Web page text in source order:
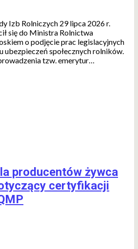
Izb Rolniczych 29 lipca 2026 r.
się do Ministra Rolnictwa
o podjęcie prac legislacyjnych
ubezpieczeń społecznych rolników.
tzw. emerytur…
producentów żywca
certyfikacji